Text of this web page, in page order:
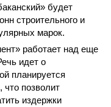
будет
строительного и
марок.
работает над еще
идет о
планируется
что позволит
издержки